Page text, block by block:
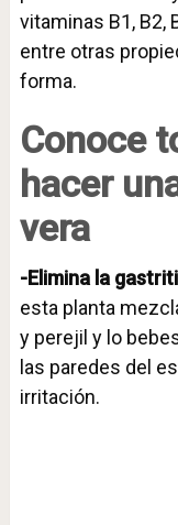
vitaminas B1, B2,
entre otras
forma.
Conoce
hacer
vera
-Elimina la
esta planta
y perejil y lo
las paredes del
irritación.